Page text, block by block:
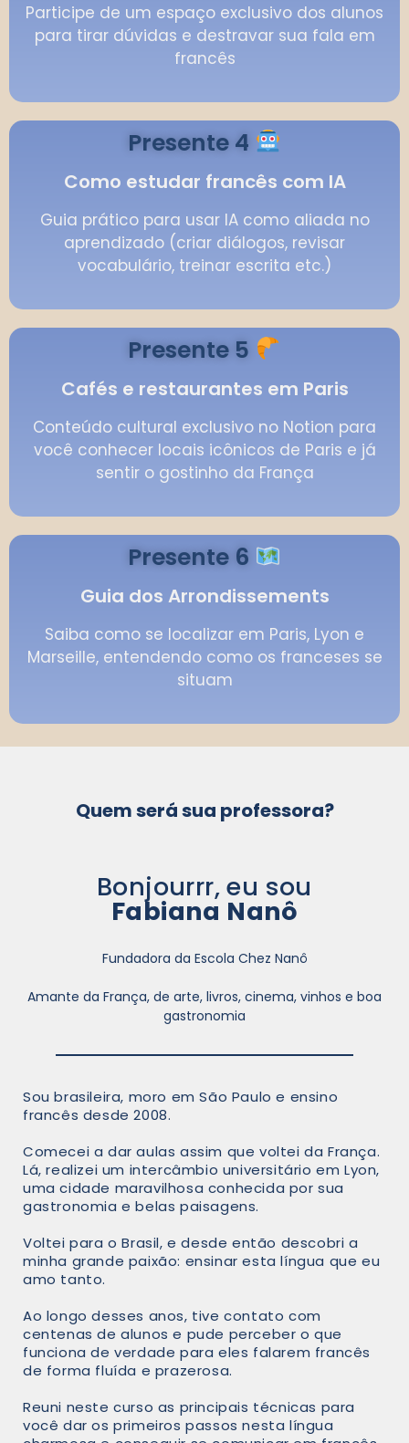
Participe de um espaço exclusivo dos alunos
para tirar dúvidas e destravar sua fala em
francês
Presente 4
Como estudar francês com IA
Guia prático para usar IA como aliada no
aprendizado (criar diálogos, revisar
vocabulário, treinar escrita etc.)
Presente 5
Cafés e restaurantes em Paris
Conteúdo cultural exclusivo no Notion para
você conhecer locais icônicos de Paris e já
sentir o gostinho da França
Presente 6
Guia dos Arrondissements
Saiba como se localizar em Paris, Lyon e
Marseille, entendendo como os franceses se
situam
Quem será sua professora?
Bonjourrr, eu sou
Fabiana Nanô
Fundadora da Escola Chez Nanô
Amante da França, de arte, livros, cinema, vinhos e boa
gastronomia
Sou brasileira, moro em São Paulo e ensino
francês desde 2008.
Comecei a dar aulas assim que voltei da França.
Lá, realizei um intercâmbio universitário em Lyon,
uma cidade maravilhosa conhecida por sua
gastronomia e belas paisagens.
Voltei para o Brasil, e desde então descobri a
minha grande paixão: ensinar esta língua que eu
amo tanto.
Ao longo desses anos, tive contato com
centenas de alunos e pude perceber o que
funciona de verdade para eles falarem francês
de forma fluída e prazerosa.
Reuni neste curso as principais técnicas para
você dar os primeiros passos nesta língua